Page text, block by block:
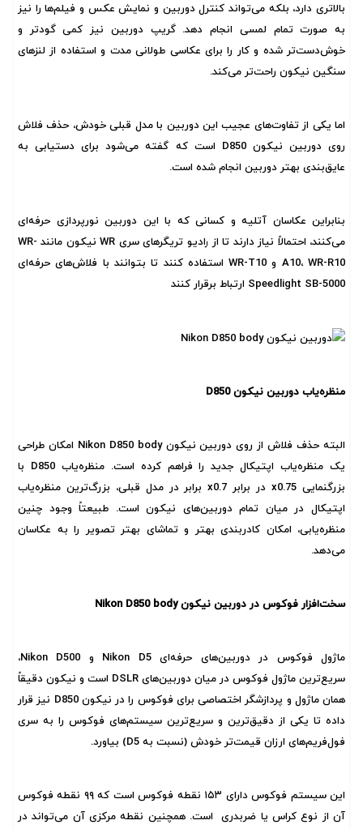
بالاتری دارد، بلکه می‌تواند کنترل دوربین و نمایش عکس‌ و فیلم‌ها را نیز
به صورت تمام لمسی انجام دهد. گریپ دوربین نیز کمی گودتر و
خوش‌دست‌تر شده و کار را برای عکاسی طولانی مدت و استفاده از لنز‌های
سنگین نیکون راحت‌تر می‌کند.
اما یکی از تفاوت‌های عجیب این دوربین با مدل قبلی خودش، حذف فلاش
روی دوربین نیکون D850 است که گفته می‌شود برای دستیابی به
عایق‌بندی بهتر دوربین انجام شده است.
بنابراین عکاسان آتلیه و کسانی که با این دوربین نورپردازی حرفه‌ای
می‌کنند، احتمالاً نیاز دارند تا از رادیو تریگر‌های سری WR نیکون مانند WR-
A10، WR-R10 و WR-T10 استفاده کنند تا بتوانند با فلاش‌های حرفه‌ای
Speedlight SB-5000 ارتباط برقرار کنند
منظره‌یاب دوربین نیکون D850
البته حذف فلاش از روی دوربین نیکون Nikon D850 body امکان طراحی
یک منظره‌یاب اپتیکال جدید را فراهم کرده است. منظره‌یاب D850 با
بزرگنمایی x0.75 در برابر x0.7 برابر در مدل قبلی، بزرگ‌ترین منظره‌یاب
اپتیکال در میان تمام دوربین‌های نیکون است. طبیعتاً وجود چنین
منظره‌یابی، امکان کادربندی بهتر و تماشای بهتر تصویر را به عکاسان
می‌دهد.
سخت‌افزار فوکوس در دوربین نیکون Nikon D850 body
ماژول فوکوس در دوربین‌های حرفه‌ای Nikon D5 و Nikon D500،
سریع‌ترین ماژول فوکوس در میان دوربین‌های DSLR است و نیکون دقیقاً
همان ماژول و پردازشگر اختصاصی برای فوکوس را در نیکون D850 نیز قرار
داده تا یکی از دقیق‌ترین و سریع‌ترین سیستم‌های فوکوس را به سری
فول‌فریم‌های ارزان قیمت‌تر خودش (نسبت به D5) بیاورد.
این سیستم فوکوس دارای ۱۵۳ نقطه فوکوس است که ۹۹ نقطه فوکوس
آن از نوع کراس یا ضربدری است. همچنین نقطه مرکزی آن می‌تواند در